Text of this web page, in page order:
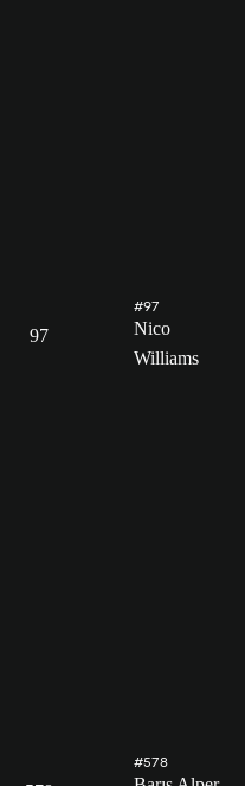
97
#97
Nico
Williams
#578